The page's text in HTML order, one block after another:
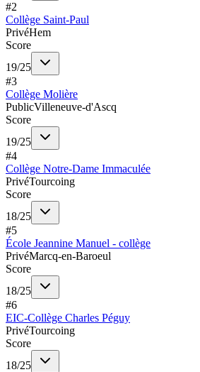
#2
Collège Saint-Paul
PrivéHem
Score
19/25
#3
Collège Molière
PublicVilleneuve-d'Ascq
Score
19/25
#4
Collège Notre-Dame Immaculée
PrivéTourcoing
Score
18/25
#5
École Jeannine Manuel - collège
PrivéMarcq-en-Baroeul
Score
18/25
#6
EIC-Collège Charles Péguy
PrivéTourcoing
Score
18/25